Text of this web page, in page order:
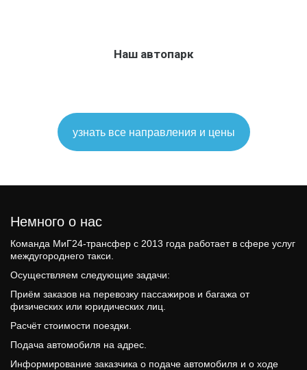
Наш автопарк
узнать все направления и цены
Немного о нас
Команда МиГ24-трансфер c 2013 года работает в сфере услуг
междугороднего такси.
Осуществляем следующие задачи:
Приём заказов на перевозку пассажиров и багажа от
физических или юридических лиц.
Расчёт стоимости поездки.
Подача автомобиля на адрес.
Информирование заказчика о подаче автомобиля и о ходе